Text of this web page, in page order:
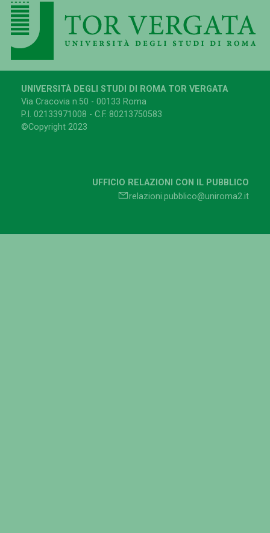
UNIVERSITÀ DEGLI STUDI DI ROMA TOR VERGATA
Via Cracovia n.50 - 00133 Roma
P.I. 02133971008 - C.F. 80213750583
©Copyright 2023
UFFICIO RELAZIONI CON IL PUBBLICO
relazioni.pubblico@uniroma2.it